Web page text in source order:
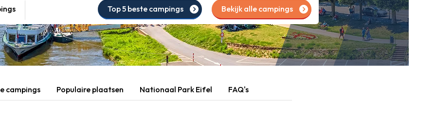
Top 5 beste campings Bekijk alle campings
campings Populaire plaatsen Nationaal Park Eifel FAQ's